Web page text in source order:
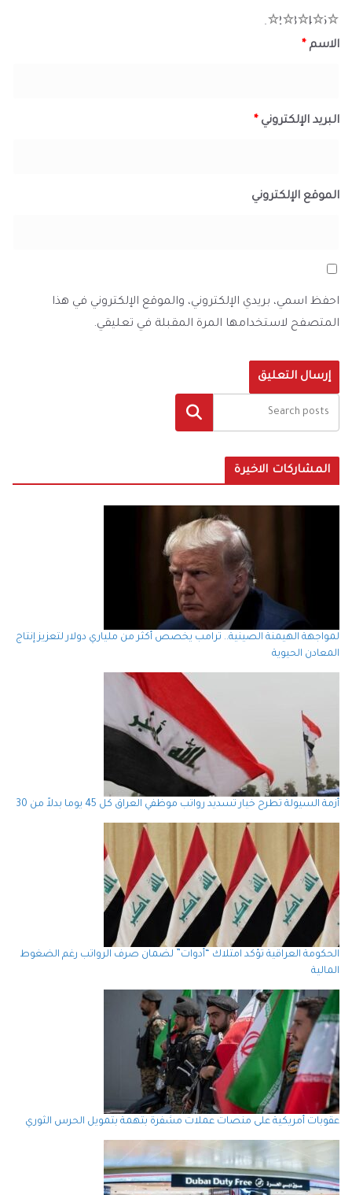
5
4
3
2
الاسم *
البريد الإلكتروني *
الموقع الإلكتروني
احفظ اسمي، بريدي الإلكتروني، والموقع الإلكتروني في هذا
المتصفح لاستخدامها المرة المقبلة في تعليقي.
البحث
المشاركات الاخيرة
لمواجهة الهيمنة الصينية.. ترامب يخصص أكثر من ملياري دولار لتعزيز إنتاج
المعادن الحيوية
أزمة السيولة تطرح خيار تسديد رواتب موظفي العراق كل 45 يوما بدلاً من 30
الحكومة العراقية تؤكد امتلاك “أدوات” لضمان صرف الرواتب رغم الضغوط
المالية
عقوبات أمريكية على منصات عملات مشفرة بتهمة بتمويل الحرس الثوري